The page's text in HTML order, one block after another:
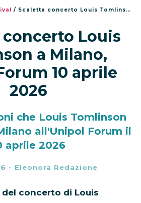
/ Scaletta concerto Louis Tomlinson a Milano, Unipol Forum 10 aprile 2026
Louis
a Milano,
10 aprile
2026
che Louis Tomlinson
all'Unipol Forum il
aprile 2026
- Eleonora Redazione
concerto di Louis